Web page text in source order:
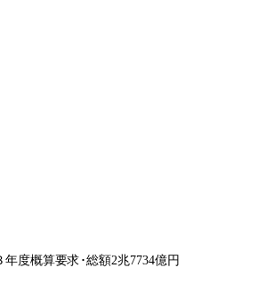
年度概算要求･総額2兆7734億円